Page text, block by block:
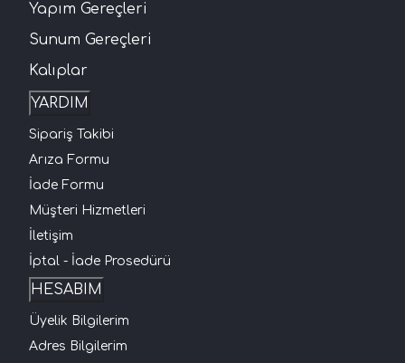
Yapım Gereçleri
Sunum Gereçleri
Kalıplar
YARDIM
Sipariş Takibi
Arıza Formu
İade Formu
Müşteri Hizmetleri
İletişim
İptal - İade Prosedürü
HESABIM
Üyelik Bilgilerim
Adres Bilgilerim